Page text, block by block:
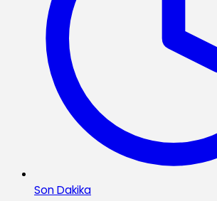
Son Dakika